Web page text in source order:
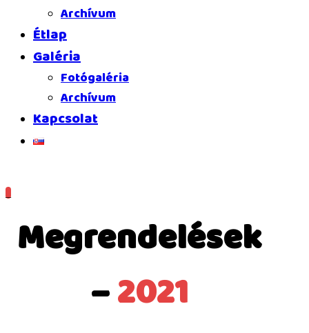
Archívum
Étlap
Galéria
Fotógaléria
Archívum
Kapcsolat
_
Megrendelések
–2021